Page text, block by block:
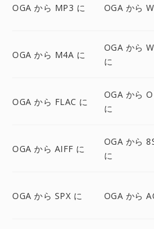
OGA から MP3 に OGA から
OGA から M4A に
OGA から
に
OGA から FLAC に
OGA から
に
OGA から AIFF に
OGA から
に
OGA から SPX に OGA から